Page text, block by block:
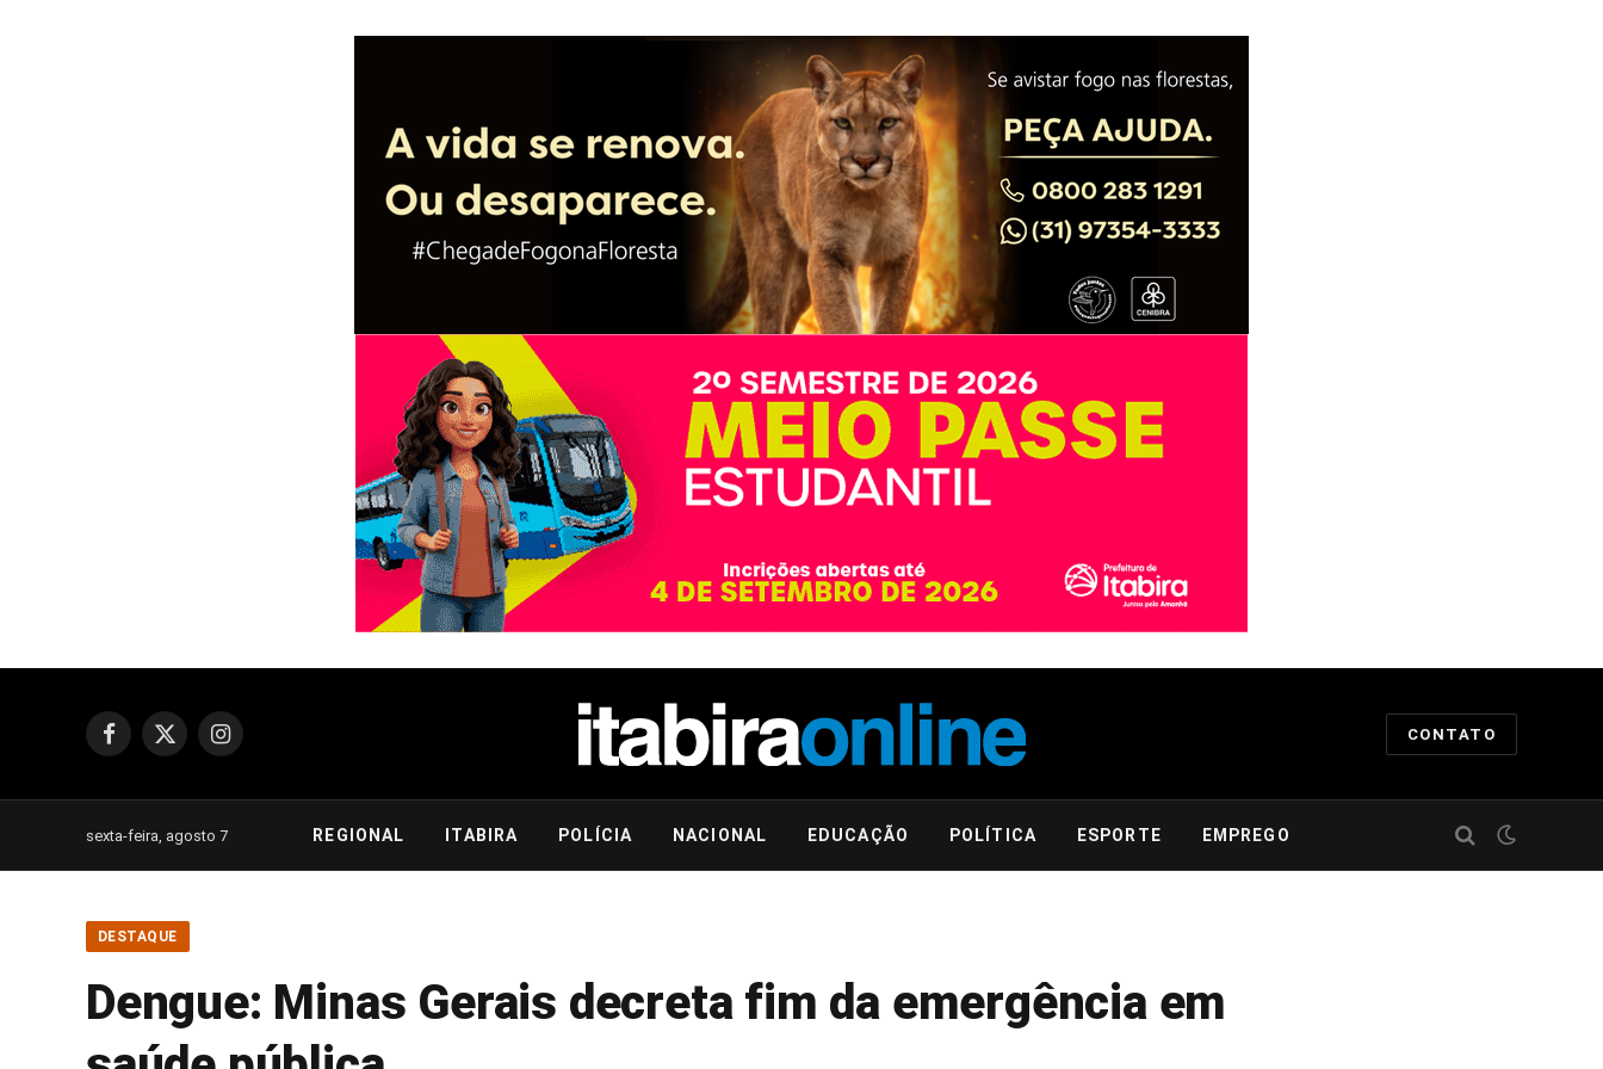
Facebook
X
Instagram
CONTATO
sexta-feira, agosto 7 REGIONAL ITABIRA POLÍCIA NACIONAL EDUCAÇÃO POLÍTICA ESPORTE EMPREGO
DESTAQUE
Dengue: Minas Gerais decreta fim da emergência em